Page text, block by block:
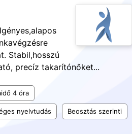
Stabil,hosszú
precíz takarítónőket...
4 óra
nyelvtudás Beosztás szerinti